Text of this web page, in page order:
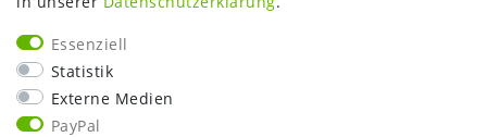
Kontakt
Mein Konto
Warenkorb
Kasse
Vorteile
Essenziell
Statistik
Externe Medien
PayPal